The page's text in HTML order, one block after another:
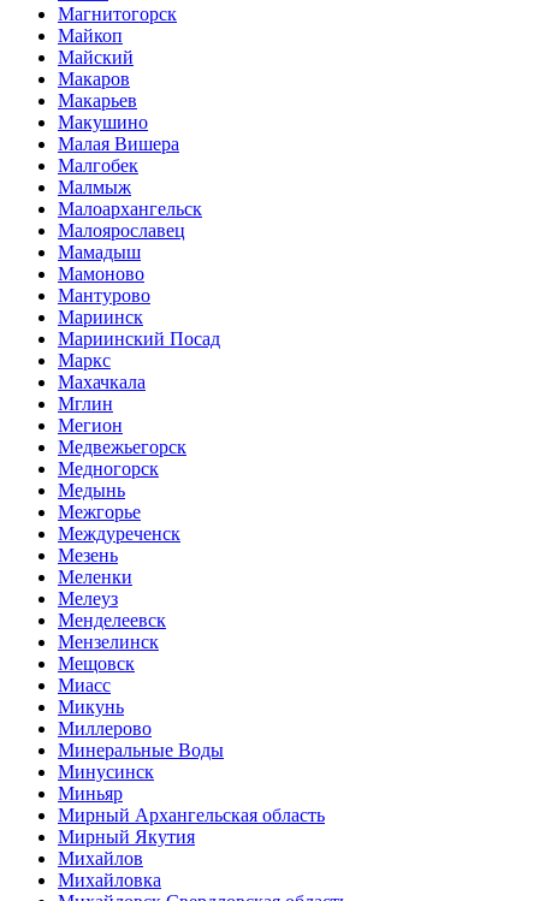
Магнитогорск
Майкоп
Майский
Макаров
Макарьев
Макушино
Малая Вишера
Малгобек
Малмыж
Малоархангельск
Малоярославец
Мамадыш
Мамоново
Мантурово
Мариинск
Мариинский Посад
Маркс
Махачкала
Мглин
Мегион
Медвежьегорск
Медногорск
Медынь
Межгорье
Междуреченск
Мезень
Меленки
Мелеуз
Менделеевск
Мензелинск
Мещовск
Миасс
Микунь
Миллерово
Минеральные Воды
Минусинск
Миньяр
Мирный Архангельская область
Мирный Якутия
Михайлов
Михайловка